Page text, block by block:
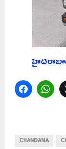
CHANDANA